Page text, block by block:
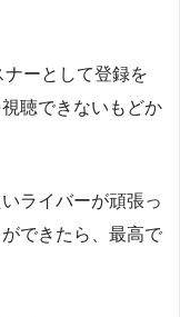
ーとして登録を
聴できないもどか
ライバーが頑張っ
できたら、最高で